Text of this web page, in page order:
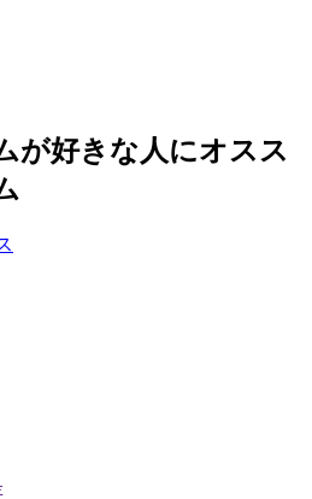
が好きな人にオスス